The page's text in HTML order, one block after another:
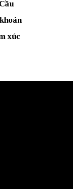
xúc